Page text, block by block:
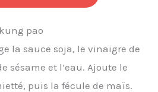
pao
la sauce soja, le vinaigre de
sésame et l’eau. Ajoute le
puis la fécule de maïs.